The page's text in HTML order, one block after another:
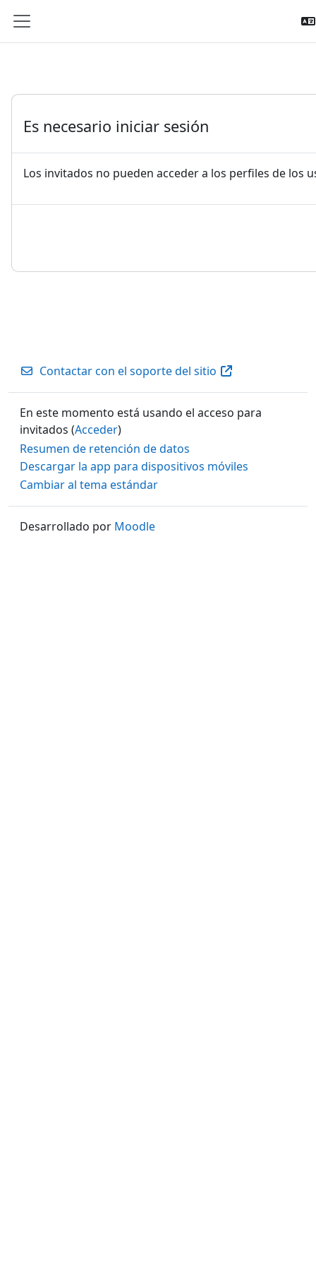
Panel lateral
Es necesario iniciar sesión
Los invitados no pueden acceder a los perfiles de los
Contactar con el soporte del sitio
En este momento está usando el acceso para
invitados (Acceder)
Resumen de retención de datos
Descargar la app para dispositivos móviles
Cambiar al tema estándar
Desarrollado por Moodle